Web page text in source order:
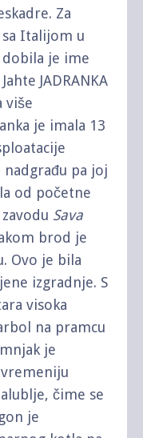
Za
Italijom u
dobila je ime
JADRANKA
više
je imala 13
pa joj
od početne
Sava
brod je
Ovo je bila
izgradnje. S
visoka
na pramcu
je
čime se
je